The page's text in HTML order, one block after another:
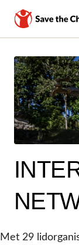
Overslaan
naar
inhoud
gaan
Met 29